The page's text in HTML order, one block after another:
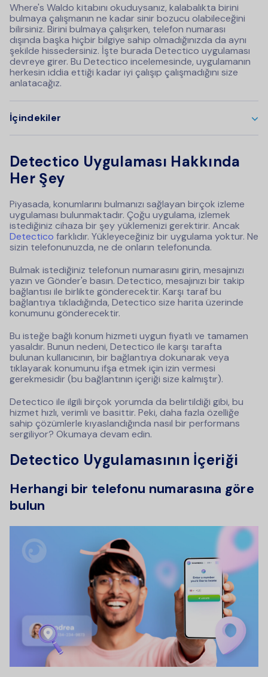
Where's Waldo kitabını okuduysanız, kalabalıkta birini
bulmaya çalışmanın ne kadar sinir bozucu olabileceğini
bilirsiniz. Birini bulmaya çalışırken, telefon numarası
dışında başka hiçbir bilgiye sahip olmadığınızda da aynı
şekilde hissedersiniz. İşte burada Detectico uygulaması
devreye girer. Bu Detectico incelemesinde, uygulamanın
herkesin iddia ettiği kadar iyi çalışıp çalışmadığını size
anlatacağız.
İçindekiler
Detectico Uygulaması Hakkında
Her Şey
Piyasada, konumlarını bulmanızı sağlayan birçok izleme
uygulaması bulunmaktadır. Çoğu uygulama, izlemek
istediğiniz cihaza bir şey yüklemenizi gerektirir. Ancak
Detectico farklıdır. Yükleyeceğiniz bir uygulama yoktur. Ne
sizin telefonunuzda, ne de onların telefonunda.
Bulmak istediğiniz telefonun numarasını girin, mesajınızı
yazın ve Gönder'e basın. Detectico, mesajınızı bir takip
bağlantısı ile birlikte gönderecektir. Karşı taraf bu
bağlantıya tıkladığında, Detectico size harita üzerinde
konumunu gönderecektir.
Bu isteğe bağlı konum hizmeti uygun fiyatlı ve tamamen
yasaldır. Bunun nedeni, Detectico ile karşı tarafta
bulunan kullanıcının, bir bağlantıya dokunarak veya
tıklayarak konumunu ifşa etmek için izin vermesi
gerekmesidir (bu bağlantının içeriği size kalmıştır).
Detectico ile ilgili birçok yorumda da belirtildiği gibi, bu
hizmet hızlı, verimli ve basittir. Peki, daha fazla özelliğe
sahip çözümlerle kıyaslandığında nasıl bir performans
sergiliyor? Okumaya devam edin.
Detectico Uygulamasının İçeriği
Herhangi bir telefonu numarasına göre
bulun